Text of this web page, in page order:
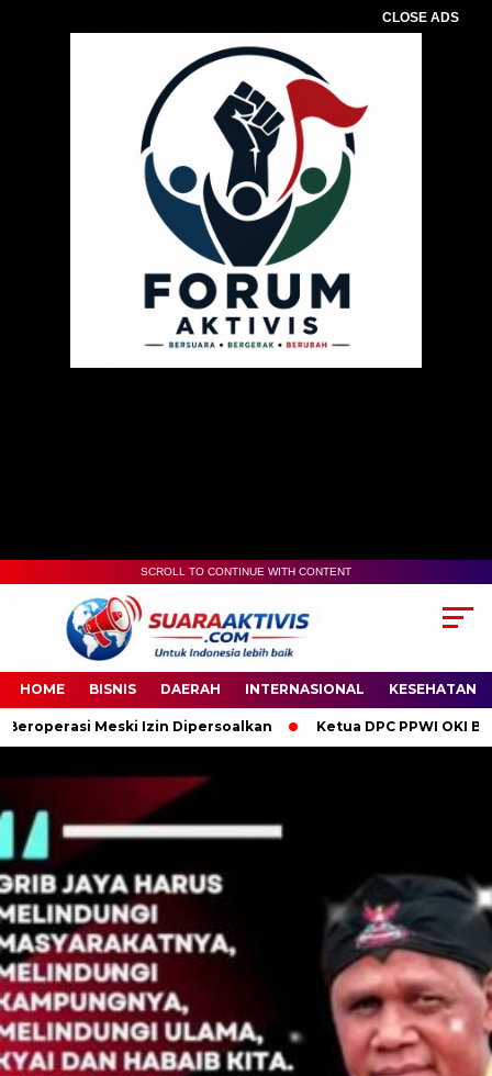
CLOSE ADS
00:00
SCROLL TO CONTINUE WITH CONTENT
HOME BISNIS DAERAH INTERNASIONAL KESEHATAN
Izin Dipersoalkan Ketua DPC PPWI OKI Bersama